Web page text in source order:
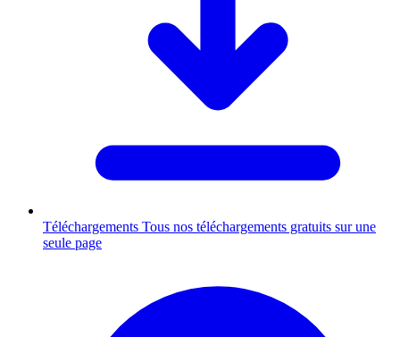
Téléchargements Tous nos téléchargements gratuits sur une
seule page